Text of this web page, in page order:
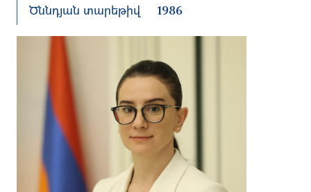
Ծննդյան տարեթիվ 1986